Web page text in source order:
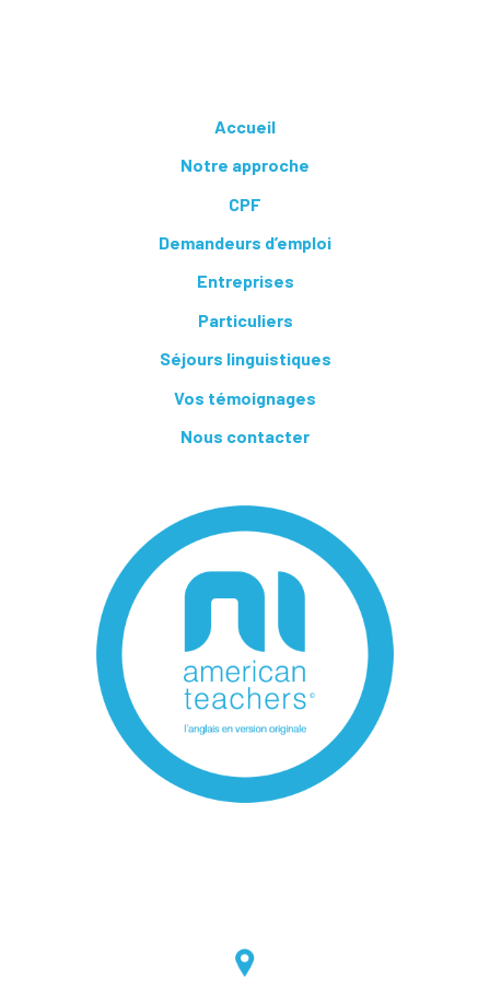
Accueil
Notre approche
CPF
Demandeurs d’emploi
Entreprises
Particuliers
Séjours linguistiques
Vos témoignages
Nous contacter